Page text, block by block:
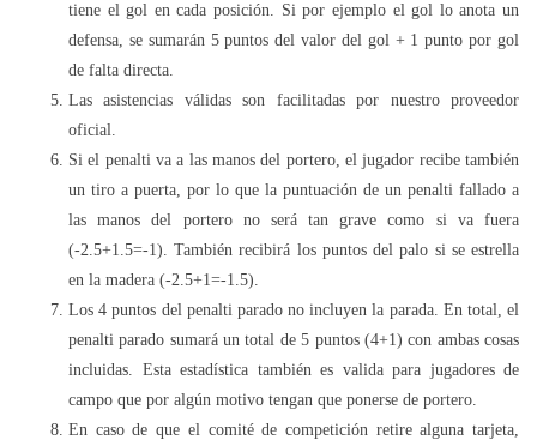
tiene el gol en cada posición. Si por ejemplo el gol lo anota un
defensa, se sumarán 5 puntos del valor del gol + 1 punto por gol
de falta directa.
Las asistencias válidas son facilitadas por nuestro proveedor
oficial.
Si el penalti va a las manos del portero, el jugador recibe también
un tiro a puerta, por lo que la puntuación de un penalti fallado a
las manos del portero no será tan grave como si va fuera
(-2.5+1.5=-1). También recibirá los puntos del palo si se estrella
en la madera (-2.5+1=-1.5).
Los 4 puntos del penalti parado no incluyen la parada. En total, el
penalti parado sumará un total de 5 puntos (4+1) con ambas cosas
incluidas. Esta estadística también es valida para jugadores de
campo que por algún motivo tengan que ponerse de portero.
En caso de que el comité de competición retire alguna tarjeta,